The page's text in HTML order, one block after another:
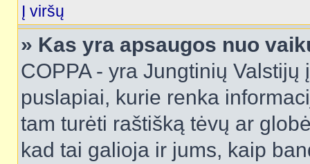
Į viršų
» Kas yra apsaugos nuo
COPPA - yra Jungtinių
puslapiai, kurie renka
tam turėti raštišką tėvų ar
kad tai galioja ir jums, kaip